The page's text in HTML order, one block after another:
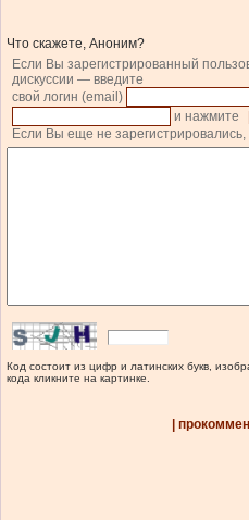
Что скажете, Аноним?
Если Вы зарегистрированный
дискуссии — введите
свой логин (email)
и нажмите
Если Вы еще не
Код состоит из цифр и латинских букв,
кода кликните на картинке.
|